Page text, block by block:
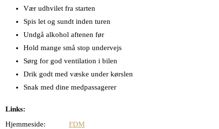
Vær udhvilet fra starten
Spis let og sundt inden turen
Undgå alkohol aftenen før
Hold mange små stop undervejs
Sørg for god ventilation i bilen
Drik godt med væske under kørslen
Snak med dine medpassagerer
Links:
Hjemmeside:
FDM